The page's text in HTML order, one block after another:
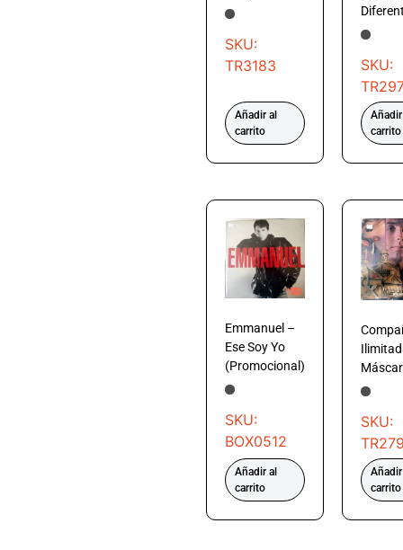
SKU:
TR3183
Añadir al
carrito
SKU:
carrito
Emmanuel –
Ese Soy Yo
(Promocional)
SKU:
BOX0512
Añadir al
carrito
SKU:
carrito